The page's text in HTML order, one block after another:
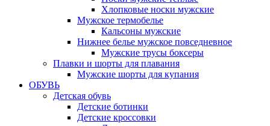
Хлопковые носки мужские
Мужское термобелье
Кальсоны мужские
Нижнее белье мужское повседневное
Мужские трусы боксеры
Плавки и шорты для плавания
Мужские шорты для купания
ОБУВЬ
Детская обувь
Детские ботинки
Детские кроссовки